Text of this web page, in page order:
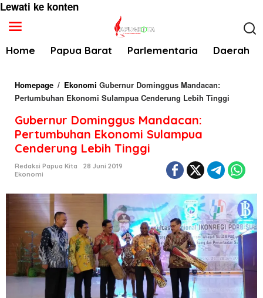
Lewati ke konten
Home Papua Barat Parlementaria Daerah
Homepage / Ekonomi Gubernur Dominggus Mandacan:
Pertumbuhan Ekonomi Sulampua Cenderung Lebih Tinggi
Gubernur Dominggus Mandacan:
Pertumbuhan Ekonomi Sulampua
Cenderung Lebih Tinggi
Redaksi Papua Kita
28 Juni 2019
Ekonomi